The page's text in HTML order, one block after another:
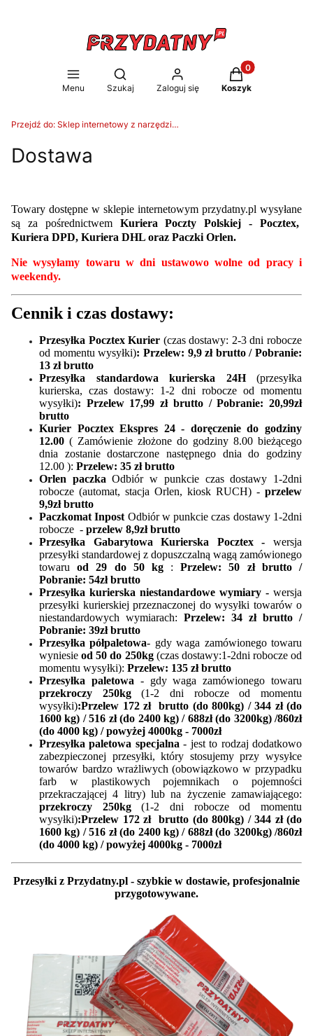
Menu
Otwórz wyszukiwarkę
Szukaj Zaloguj się
Produkty w
Koszyk
Przejdź do: Sklep internetowy z narzędziami Przydatny.pl - Metalzbyt-Hurt
Dostawa
Towary dostępne w sklepie internetowym przydatny.pl wysyłane
są za pośrednictwem Kuriera Poczty Polskiej - Pocztex,
Kuriera DPD, Kuriera DHL oraz Paczki Orlen.
Nie wysyłamy towaru w dni ustawowo wolne od pracy i
weekendy.
Cennik i czas dostawy:
Przesyłka Pocztex Kurier (czas dostawy: 2-3 dni robocze
od momentu wysyłki): Przelew: 9,9 zł brutto / Pobranie:
13 zł brutto
Przesyłka standardowa kurierska 24H
(przesyłka
kurierska,czas dostawy: 1-2 dni robocze od momentu
wysyłki): Przelew 17,99 zł brutto / Pobranie: 20,99zł
brutto
Kurier Pocztex Ekspres 24 - doręczenie do godziny
12.00 ( Zamówienie złożone do godziny 8.00 bieżącego
dnia zostanie dostarczone następnego dnia do godziny
12.00 ): Przelew: 35 zł brutto
Orlen paczkaOdbiór w punkcie czas dostawy 1-2dni
robocze (automat, stacja Orlen, kiosk RUCH) - przelew
9,9zł brutto
Paczkomat Inpost Odbiór w punkcie czas dostawy 1-2dni
robocze - przelew 8,9zł brutto
Przesyłka Gabarytowa Kurierska Pocztex - wersja
przesyłki standardowej z dopuszczalną wagą zamówionego
towaruod 29 do 50 kg:Przelew:
50 zł brutto /
Pobranie: 54zł brutto
Przesyłka kurierska niestandardowe wymiary - wersja
przesyłki kurierskiej przeznaczonej do wysyłki towarów o
niestandardowych wymiarach: Przelew: 34 zł brutto /
Pobranie: 39zł brutto
Przesyłka półpaletowa- gdy waga zamówionego towaru
wyniesieod 50 do 250kg(czas dostawy:1-2dni robocze od
momentu wysyłki): Przelew: 135 zł brutto
Przesyłka paletowa - gdy waga zamówionego towaru
przekroczy 250kg(1-2 dni roboczeod momentu
wysyłki):Przelew 172 zł brutto (do 800kg) / 344 zł (do
1600 kg) / 516 zł (do 2400 kg) / 688zł (do 3200kg) /860zł
(do 4000 kg) / powyżej 4000kg - 7000zł
Przesyłka paletowa specjalna - jest to rodzaj dodatkowo
zabezpieczonej przesyłki, który stosujemy przy wysyłce
towarów bardzo wrażliwych (obowiązkowo w przypadku
farb w plastikowych pojemnikach o pojemności
przekraczającej 4 litry) lub na życzenie zamawiającego:
przekroczy 250kg(1-2 dni roboczeod momentu
wysyłki):Przelew 172 zł brutto (do 800kg) / 344 zł (do
1600 kg) / 516 zł (do 2400 kg) / 688zł (do 3200kg) /860zł
(do 4000 kg) / powyżej 4000kg - 7000zł
Przesyłki z Przydatny.pl - szybkie w dostawie, profesjonalnie
przygotowywane.